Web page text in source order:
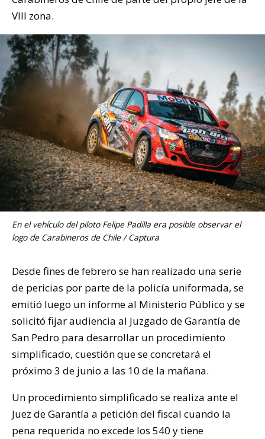
VIII zona.
En el vehículo del piloto Felipe Padilla era posible observar el
logo de Carabineros de Chile / Captura
Desde fines de febrero se han realizado una serie
de pericias por parte de la policía uniformada, se
emitió luego un informe al Ministerio Público y se
solicitó fijar audiencia al Juzgado de Garantía de
San Pedro para desarrollar un procedimiento
simplificado, cuestión que se concretará el
próximo 3 de junio a las 10 de la mañana.
Un procedimiento simplificado se realiza ante el
Juez de Garantía a petición del fiscal cuando la
pena requerida no excede los 540 y tiene